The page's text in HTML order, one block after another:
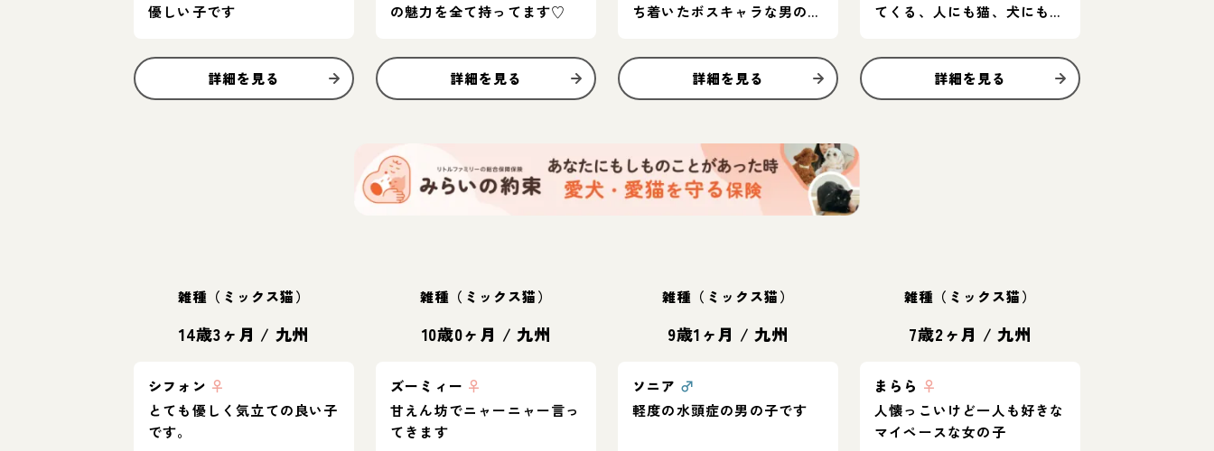
優しい子です
詳細を見る
の魅力を全て持ってます♡
詳細を見る
ち着いたボスキャラな男の子
詳細を見る
てくる、人にも猫、犬にも無
詳細を見る
雑種（ミックス猫）
14歳3ヶ月 / 九州
シフォン ♀
とても優しく気立ての良い子
です。
雑種（ミックス猫）
10歳0ヶ月 /九州
ズーミィー ♀
甘えん坊でニャーニャー言っ
てきます
雑種（ミックス猫）
9歳1ヶ月 /九州
ソニア ♂
軽度の水頭症の男の子です
雑種（ミックス猫）
7歳2ヶ月 /九州
まらら ♀
人懐っこいけど一人も好きな
マイペースな女の子